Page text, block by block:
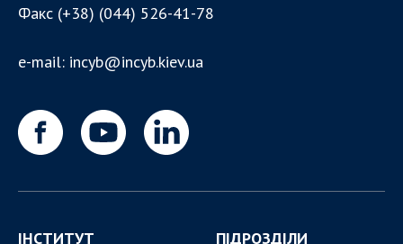
Факс (+38) (044) 526-41-78
e-mail: incyb@incyb.kiev.ua
ІНСТИТУТ ПІДРОЗДІЛИ